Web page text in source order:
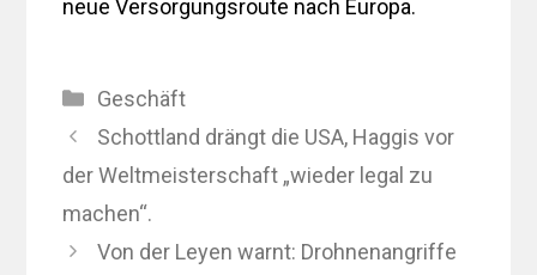
neue Versorgungsroute nach Europa.
Kategorien
Geschäft
Schottland drängt die USA, Haggis vor
der Weltmeisterschaft „wieder legal zu
machen“.
Von der Leyen warnt: Drohnenangriffe